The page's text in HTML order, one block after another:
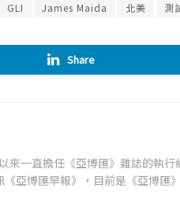
GLI James Maida 北美 測
Share
來一直擔任《亞博匯》雜誌的執行
亞博匯早報》，目前是《亞博匯